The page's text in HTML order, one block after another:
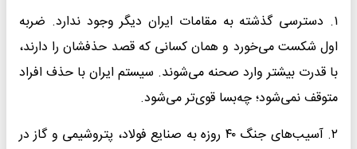
۱. دسترسی گذشته به مقامات ایران دیگر وجود ندارد. ضربه
اول شکست می‌خورد و همان کسانی که قصد حذفشان را دارند،
با قدرت بیشتر وارد صحنه می‌شوند. سیستم ایران با حذف افراد
متوقف نمی‌شود؛ چه‌بسا قوی‌تر می‌شود.
۲. آسیب‌های جنگ ۴۰ روزه به صنایع فولاد، پتروشیمی و گاز در